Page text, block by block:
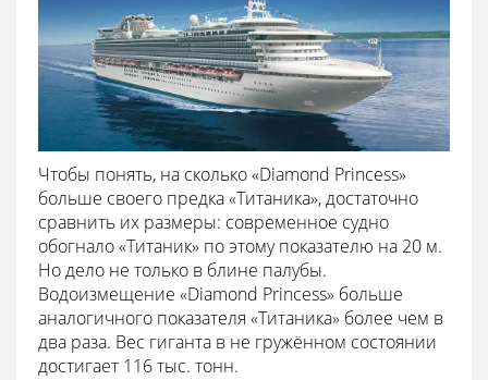
Чтобы понять, на сколько «Diamond Princess»
больше своего предка «Титаника», достаточно
сравнить их размеры: современное судно
обогнало «Титаник» по этому показателю на 20 м.
Но дело не только в блине палубы.
Водоизмещение «Diamond Princess» больше
аналогичного показателя «Титаника» более чем в
два раза. Вес гиганта в не гружённом состоянии
достигает 116 тыс. тонн.